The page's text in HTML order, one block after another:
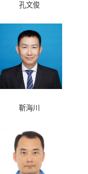
孔文俊
靳海川